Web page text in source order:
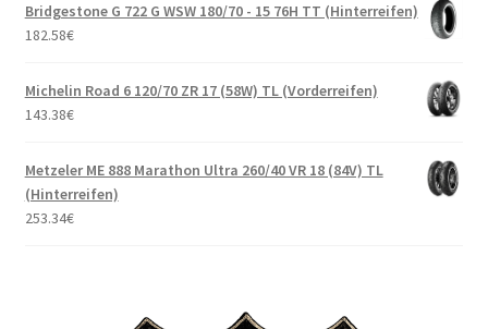
Bridgestone G 722 G WSW 180/70 - 15 76H TT (Hinterreifen)
182.58€
Michelin Road 6 120/70 ZR 17 (58W) TL (Vorderreifen)
143.38€
Metzeler ME 888 Marathon Ultra 260/40 VR 18 (84V) TL
(Hinterreifen)
253.34€